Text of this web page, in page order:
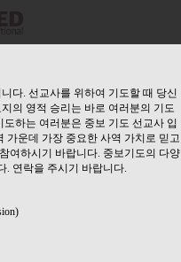
다. 선교사를 위하여 기도할 때 당신
의 영적 승리는 바로 여러분의 기도
하는 여러분은 중보 기도 선교사 입
가운데 가장 중요한 사역 가치로 믿고
여하시기 바랍니다. 중보기도의 다양
. 연락을 주시기 바랍니다.